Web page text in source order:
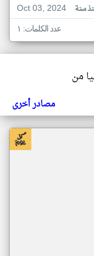
Oct 03, 2024
سنة
عدد الكلمات: ١
من
مصادر أخرى